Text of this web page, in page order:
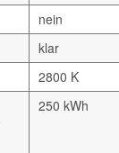
nein
klar
2800 K
250 kWh